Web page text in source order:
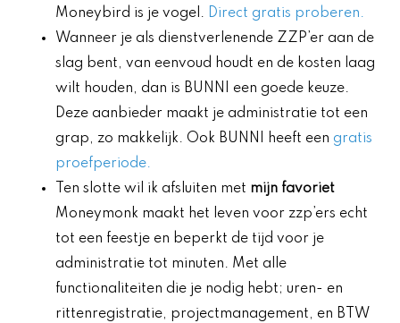
Moneybird is je vogel. Direct gratis proberen.
Wanneer je als dienstverlenende ZZP’er aan de
slag bent, van eenvoud houdt en de kosten laag
wilt houden, dan is BUNNI een goede keuze.
Deze aanbieder maakt je administratie tot een
grap, zo makkelijk. Ook BUNNI heeft een gratis
proefperiode.
Ten slotte wil ik afsluiten met mijn favoriet
Moneymonk maakt het leven voor zzp’ers echt
tot een feestje en beperkt de tijd voor je
administratie tot minuten. Met alle
functionaliteiten die je nodig hebt; uren- en
rittenregistratie, projectmanagement, en BTW